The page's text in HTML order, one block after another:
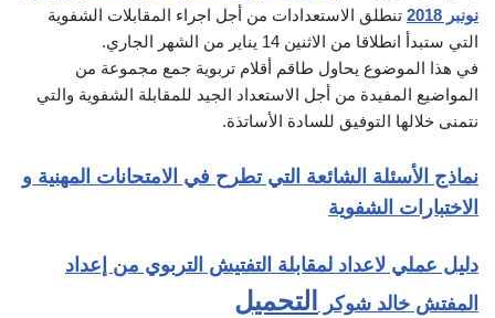
نونبر 2018
تنطلق الاستعدادات من أجل اجراء المقابلات الشفوية
التي ستبدأ انطلاقا من الاثنين 14 يناير من الشهر الجاري.
في هذا الموضوع يحاول طاقم أقلام تربوية جمع مجموعة من
المواضيع المفيدة من أجل الاستعداد الجيد للمقابلة الشفوية والتي
نتمنى خلالها التوفيق للسادة الأساتذة.
نماذج الأسئلة الشائعة التي تطرح في الامتحانات المهنية و
الاختبارات الشفوية
دليل عملي لاعداد لمقابلة التفتيش التربوي من إعداد
المفتش خالد شوكر
التحميل